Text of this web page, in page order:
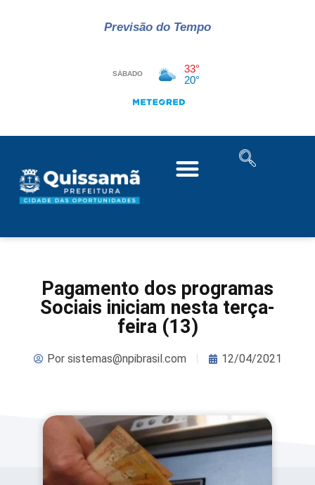
Previsão do Tempo
Pagamento dos programas
Sociais iniciam nesta terça-
feira (13)
Porsistemas@npibrasil.com 12/04/2021